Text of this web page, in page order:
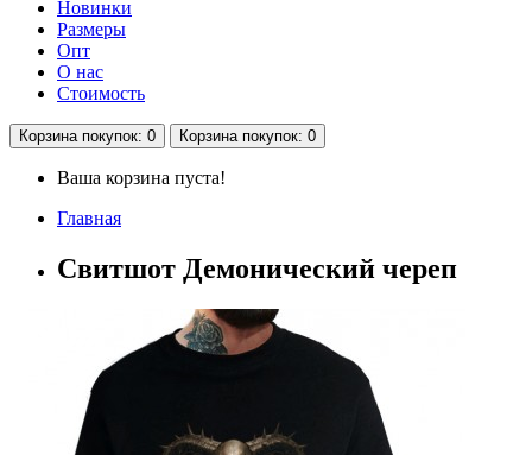
Новинки
Размеры
Опт
О нас
Стоимость
Корзинапокупок: 0 Корзинапокупок: 0
Ваша корзина пуста!
Главная
Свитшот Демонический череп